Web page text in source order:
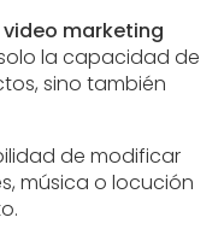
marketing
la capacidad de
sino también
de modificar
música o locución